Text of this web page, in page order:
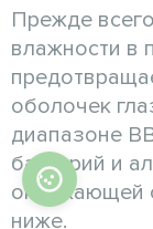
Прежде
влажности в
оболочек
диапазоне
бактерий и
окружающей
ниже.